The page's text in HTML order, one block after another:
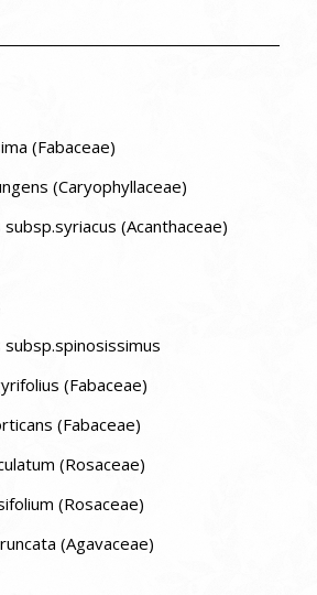
(Fabaceae)
(Caryophyllaceae)
(Acanthaceae)
(Fabaceae)
(Fabaceae)
(Rosaceae)
(Rosaceae)
(Agavaceae)